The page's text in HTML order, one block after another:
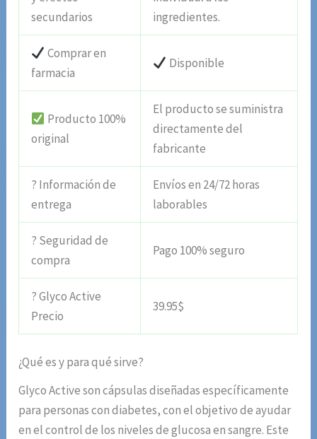
secundarios
ingredientes.
Comprar en
farmacia
Disponible
Producto 100%
original
El producto se suministra
directamente del
fabricante
? Información de
entrega
Envíos en 24/72 horas
laborables
? Seguridad de
compra
Pago 100% seguro
? Glyco Active
Precio
39.95$
¿Qué es y para qué sirve?
Glyco Active son cápsulas diseñadas específicamente
para personas con diabetes, con el objetivo de ayudar
en el control de los niveles de glucosa en sangre. Este